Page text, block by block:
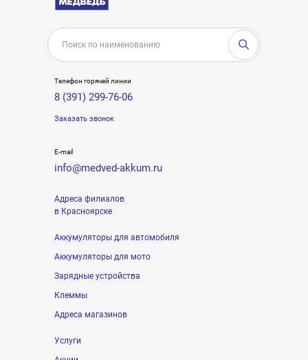
Телефон горячей линии
8 (391) 299-76-06
Заказать звонок
E-mail
info@medved-akkum.ru
Адреса филиалов
в Красноярске
Аккумуляторы для автомобиля
Аккумуляторы для мото
Зарядные устройства
Клеммы
Адреса магазинов
Услуги